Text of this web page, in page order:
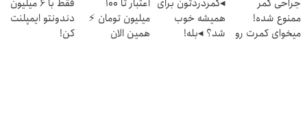
ثبت کن
جراحی کمر
ممنوع شده!
میخوای کمرت رو
◂کمردردتون برای
همیشه خوب
شد؟ ◂بله!
اعتبار تا ۱۰۰
میلیون تومان ⚡
همین الان
فقط با 6 میلیون
دندونتو ایمپلنت
کن!